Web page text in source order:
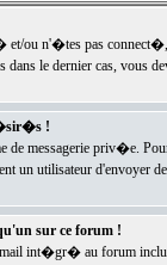
et/ou n'�tes pas
le dernier cas, vous
!
de messagerie priv�e.
un utilisateur d'envoyer
sur ce forum !
int�gr� au forum inclut